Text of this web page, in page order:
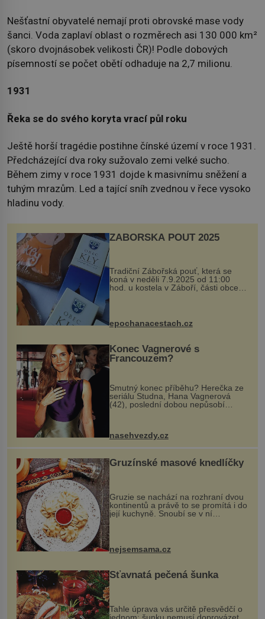
Nešťastní obyvatelé nemají proti obrovské mase vody
šanci. Voda zaplaví oblast o rozměrech asi 130 000 km²
(skoro dvojnásobek velikosti ČR)! Podle dobových
písemností se počet obětí odhaduje na 2,7 milionu.
1931
Řeka se do svého koryta vrací půl roku
Ještě horší tragédie postihne čínské území v roce 1931.
Předcházející dva roky sužovalo zemi velké sucho.
Během zimy v roce 1931 dojde k masivnímu sněžení a
tuhým mrazům. Led a tající sníh zvednou v řece vysoko
hladinu vody.
ZÁBOŘSKÁ POUŤ 2025
Tradiční Zábořská pouť, která se
koná v neděli 7.9.2025 od 11:00
hod. u kostela v Záboří, části obce
Kly u Mělníka. V programu naleznete
komentovanou prohlídku kostela,
epochanacestach.cz
Konec Vagnerové s
Francouzem?
Smutný konec příběhu? Herečka ze
seriálu Studna, Hana Vagnerová
(42), poslední dobou nepůsobí
nasehvezdy.cz
Gruzínské masové knedlíčky
Gruzie se nachází na rozhraní dvou
kontinentů a právě to se promítá i do
její kuchyně. Snoubí se v ní
evropské a asijské chutě a díky tomu
vznikají rozmanité a chuťově bohaté
pokrmy, které rozhodně st...
nejsemsama.cz
Šťavnatá pečená šunka
Tahle úprava vás určitě přesvědčí o